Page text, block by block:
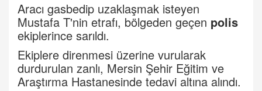
Aracı gasbedip uzaklaşmak isteyen
Mustafa T'nin etrafı, bölgeden geçen polis
ekiplerince sarıldı.
Ekiplere direnmesi üzerine vurularak
durdurulan zanlı, Mersin Şehir Eğitim ve
Araştırma Hastanesinde tedavi altına alındı.